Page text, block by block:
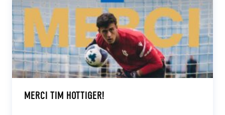
MERCI TIM HOTTIGER!